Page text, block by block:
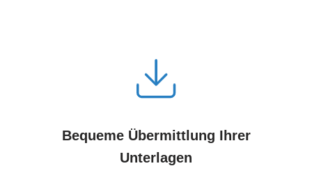
Bequeme Übermittlung Ihrer
Unterlagen